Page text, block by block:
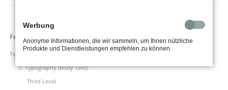
Navigation
überspringen
Features & Content
Text and Typography
Typography (Body Text)
Third Level
Werbung
Anonyme Informationen, die wir sammeln, um Ihnen nützliche
Produkte und Dienstleistungen empfehlen zu können.